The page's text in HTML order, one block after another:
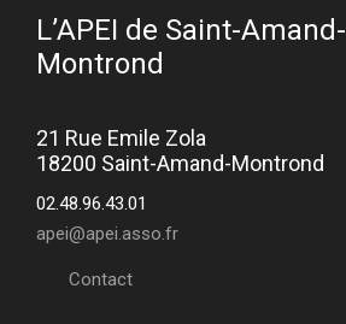
L’APEI de Saint-Amand-
Montrond
21 Rue Emile Zola
18200 Saint-Amand-Montrond
02.48.96.43.01
apei@apei.asso.fr
Contact